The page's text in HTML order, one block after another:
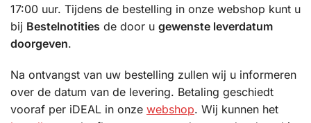
17:00 uur. Tijdens de bestelling in onze webshop kunt u
bij Bestelnotities de door u gewenste leverdatum
doorgeven.
Na ontvangst van uw bestelling zullen wij u informeren
over de datum van de levering. Betaling geschiedt
vooraf per iDEAL in onze webshop. Wij kunnen het